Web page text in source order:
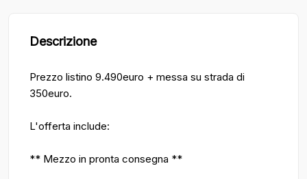
Descrizione
Prezzo listino 9.490euro + messa su strada di
350euro.
L'offerta include:
** Mezzo in pronta consegna **